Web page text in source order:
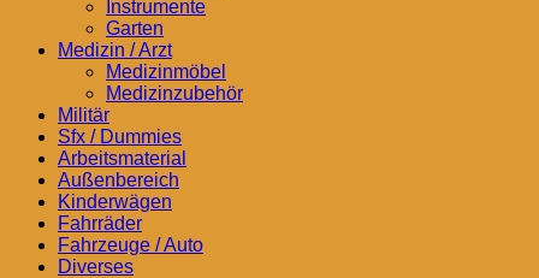
Instrumente
Garten
Medizin / Arzt
Medizinmöbel
Medizinzubehör
Militär
Sfx / Dummies
Arbeitsmaterial
Außenbereich
Kinderwägen
Fahrräder
Fahrzeuge / Auto
Diverses